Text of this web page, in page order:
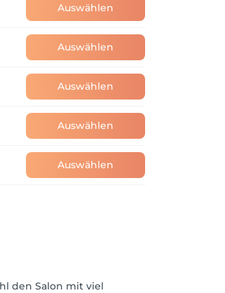
Auswählen
Auswählen
Auswählen
Auswählen
Auswählen
den Salon mit viel